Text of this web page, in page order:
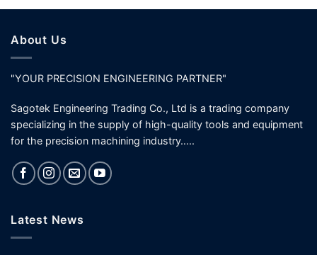
About Us
"YOUR PRECISION ENGINEERING PARTNER"
Sagotek Engineering Trading Co., Ltd is a trading company
specializing in the supply of high-quality tools and equipment
for the precision machining industry…..
Latest News